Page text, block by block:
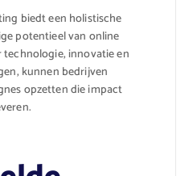
biedt een holistische
potentieel van online
innovatie en
kunnen bedrijven
opzetten die impact